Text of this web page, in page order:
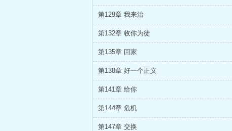
第129章 我来治
第132章 收你为徒
第135章 回家
第138章 好一个正义
第141章 给你
第144章 危机
第147章 交换